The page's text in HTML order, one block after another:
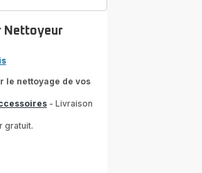
Nettoyeur
le nettoyage de vos
- Livraison
gratuit.